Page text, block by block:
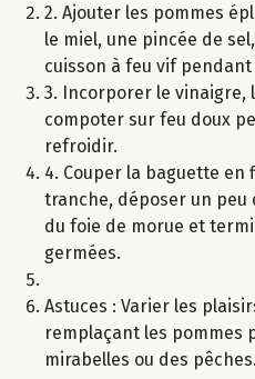
2. Ajouter les pommes
le miel, une pincée de
cuisson à feu vif pendant
3. Incorporer le vinaigre,
compoter sur feu doux
refroidir.
4. Couper la baguette en
tranche, déposer un peu
du foie de morue et
germées.
Astuces : Varier les
remplaçant les pommes
mirabelles ou des pêches.